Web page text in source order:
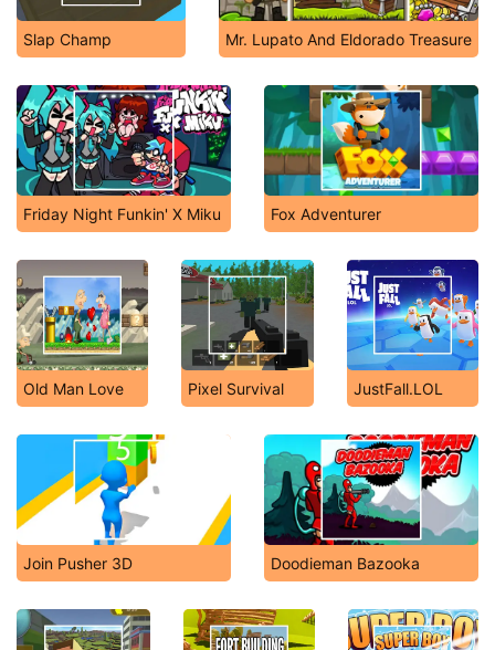
Slap Champ Mr. Lupato And Eldorado Treasure
Friday Night Funkin' X Miku Fox Adventurer
Old Man Love Pixel Survival JustFall.LOL
Join Pusher 3D Doodieman Bazooka